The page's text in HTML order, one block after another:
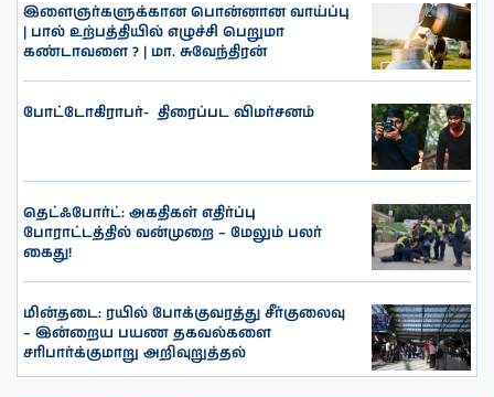
இளைஞர்களுக்கான பொன்னான வாய்ப்பு
| பால் உற்பத்தியில் எழுச்சி பெறுமா
கண்டாவளை ? | மா. சுவேந்திரன்
போட்டோகிராபர்- ‌ திரைப்பட விமர்சனம்
தெட்ஃபோர்ட்: அகதிகள் எதிர்ப்பு
போராட்டத்தில் வன்முறை – மேலும் பலர்
கைது!
மின்தடை: ரயில் போக்குவரத்து சீர்குலைவு
– இன்றைய பயண தகவல்களை
சரிபார்க்குமாறு அறிவுறுத்தல்